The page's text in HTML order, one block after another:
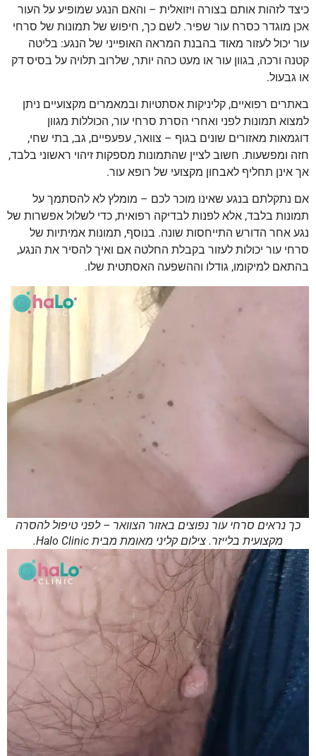
כיצד לזהות אותם בצורה ויזואלית – והאם הנגע שמופיע על העור
אכן מוגדר כסרח עור שפיר. לשם כך, חיפוש של תמונות של סרחי
עור יכול לעזור מאוד בהבנת המראה האופייני של הנגע: בליטה
קטנה ורכה, בגוון עור או מעט כהה יותר, שלרוב תלויה על בסיס דק
או גבעול.
באתרים רפואיים, קליניקות אסתטיות ובמאמרים מקצועיים ניתן
למצוא תמונות לפני ואחרי הסרת סרחי עור, הכוללות מגוון
דוגמאות מאזורים שונים בגוף – צוואר, עפעפיים, גב, בתי שחי,
חזה ומפשעות. חשוב לציין שהתמונות מספקות זיהוי ראשוני בלבד,
אך אינן תחליף לאבחון מקצועי של רופא עור.
אם נתקלתם בנגע שאינו מוכר לכם – מומלץ לא להסתמך על
תמונות בלבד, אלא לפנות לבדיקה רפואית, כדי לשלול אפשרות של
נגע אחר הדורש התייחסות שונה. בנוסף, תמונות אמיתיות של
סרחי עור יכולות לעזור בקבלת החלטה אם ואיך להסיר את הנגע,
בהתאם למיקומו, גודלו וההשפעה האסתטית שלו.
כך נראים סרחי עור נפוצים באזור הצוואר – לפני טיפול להסרה
מקצועית בלייזר. צילום קליני מאומת מבית Halo Clinic.